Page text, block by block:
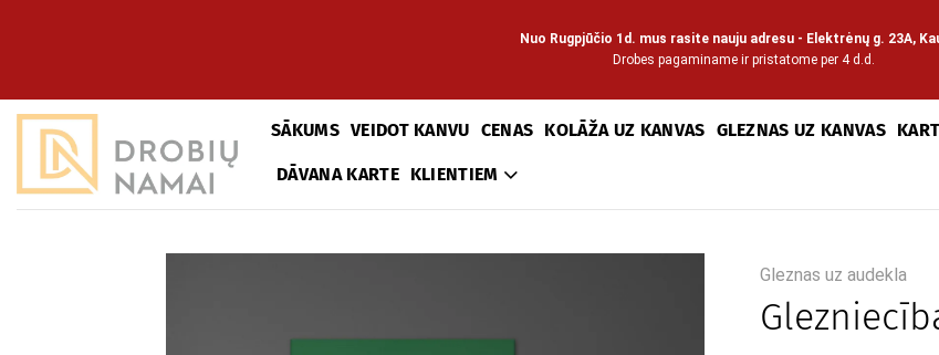
Nuo Rugpjūčio 1d. mus rasite nauju adresu - Elektrėnų g. 23A,
Drobes pagaminame ir pristatome per 4 d.d.
SĀKUMS VEIDOT KANVU CENAS KOLĀŽA UZ KANVAS GLEZNAS UZ KANVAS
DĀVANA KARTE KLIENTIEM
Gleznas uz audekla